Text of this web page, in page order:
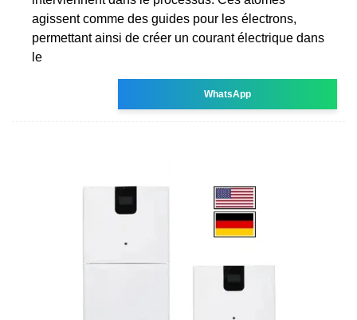
agissent comme des guides pour les électrons,
permettant ainsi de créer un courant électrique dans
le
WhatsApp